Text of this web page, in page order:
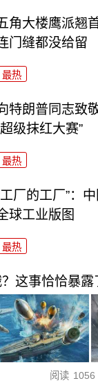
角大楼鹰派翘
门缝都没给留
最热
特朗普同志致
超级抹红大赛”
最热
工厂的工厂”：
球工业版图
最热
这事恰恰暴
阅读 1056